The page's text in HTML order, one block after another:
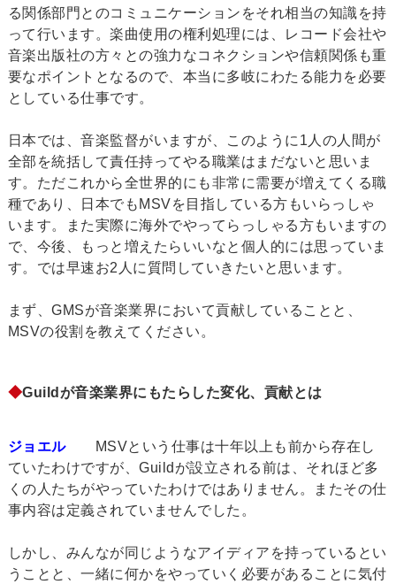
る関係部門とのコミュニケーションをそれ相当の知識を持
って行います。楽曲使用の権利処理には、レコード会社や
音楽出版社の方々との強力なコネクションや信頼関係も重
要なポイントとなるので、本当に多岐にわたる能力を必要
としている仕事です。
日本では、音楽監督がいますが、このように1人の人間が
全部を統括して責任持ってやる職業はまだないと思いま
す。ただこれから全世界的にも非常に需要が増えてくる職
種であり、日本でもMSVを目指している方もいらっしゃ
います。また実際に海外でやってらっしゃる方もいますの
で、今後、もっと増えたらいいなと個人的には思っていま
す。では早速お2人に質問していきたいと思います。
まず、GMSが音楽業界において貢献していることと、
MSVの役割を教えてください。
◆Guildが音楽業界にもたらした変化、貢献とは
ジョエルMSVという仕事は十年以上も前から存在し
ていたわけですが、Guildが設立される前は、それほど多
くの人たちがやっていたわけではありません。またその仕
事内容は定義されていませんでした。
しかし、みんなが同じようなアイディアを持っているとい
うことと、一緒に何かをやっていく必要があることに気付